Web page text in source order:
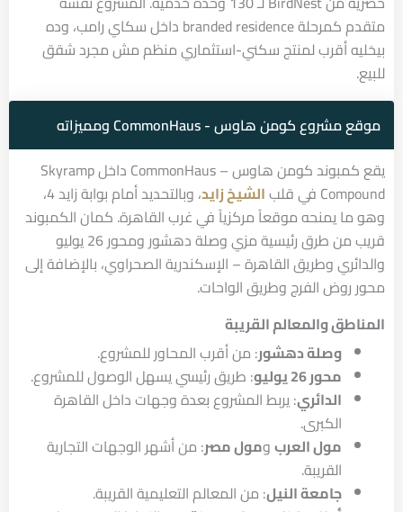
متقدم كمرحلة branded residence داخل سكاي رامب، وده
بيخليه أقرب لمنتج سكني-استثماري منظم مش مجرد شقق
للبيع.
موقع مشروع كومن هاوس - CommonHaus ومميزاته
يقع كمبوند كومن هاوس – CommonHaus داخل Skyramp
Compound في قلب
الشيخ زايد
، وبالتحديد أمام بوابة زايد 4،
وهو ما يمنحه موقعاً مركزياً في غرب القاهرة. كمان الكمبوند
قريب من طرق رئيسية مزي وصلة دهشور ومحور 26 يوليو
والدائري وطريق القاهرة – الإسكندرية الصحراوي، بالإضافة إلى
محور روض الفرج وطريق الواحات.
المناطق والمعالم القريبة
وصلة دهشور: من أقرب المحاور للمشروع.
محور 26 يوليو
: طريق رئيسي يسهل الوصول للمشروع.
الدائري: يربط المشروع بعدة وجهات داخل القاهرة
الكبرى.
مول العربومول مصر: من أشهر الوجهات التجارية
القريبة.
جامعة النيل: من المعالم التعليمية القريبة.